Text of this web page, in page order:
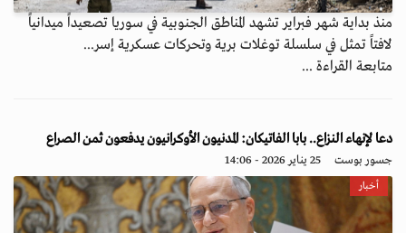
منذ بداية شهر فبراير تشهد المناطق الجنوبية في سوريا تصعيداً ميدانياً
لافتاً تمثل في سلسلة توغلات برية وتحركات عسكرية إسر...
متابعة القراءة ...
دعا لإنهاء النزاع.. بابا الفاتيكان: المدنيون الأوكرانيون يدفعون ثمن الصراع
جسور بوست 25 يناير 2026 - 14:06
أخبار